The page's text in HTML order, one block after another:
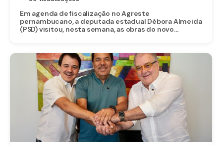
Em agenda de fiscalização no Agreste
pernambucano, a deputada estadual Débora Almeida
(PSD) visitou, nesta semana, as obras do novo...